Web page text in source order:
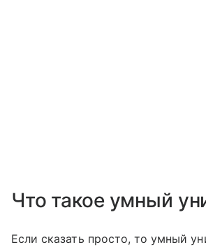
Что такое умный
Если сказать просто, то умный